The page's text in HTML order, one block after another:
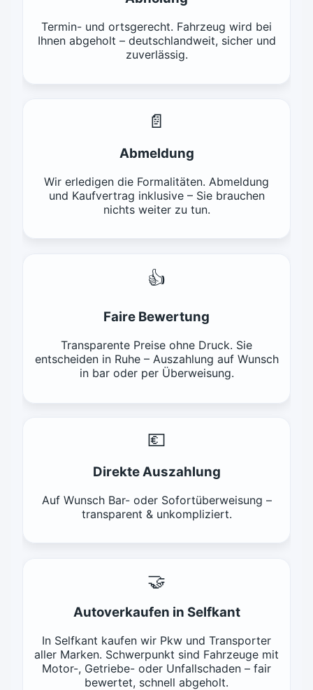
Termin- und ortsgerecht. Fahrzeug wird bei
Ihnen abgeholt – deutschlandweit, sicher und
zuverlässig.
📄
Abmeldung
Wir erledigen die Formalitäten. Abmeldung
und Kaufvertrag inklusive – Sie brauchen
nichts weiter zu tun.
👍
Faire Bewertung
Transparente Preise ohne Druck. Sie
entscheiden in Ruhe – Auszahlung auf Wunsch
in bar oder per Überweisung.
💶
Direkte Auszahlung
Auf Wunsch Bar- oder Sofortüberweisung –
transparent & unkompliziert.
🤝
Autoverkaufen in Selfkant
In Selfkant kaufen wir Pkw und Transporter
aller Marken. Schwerpunkt sind Fahrzeuge mit
Motor-, Getriebe- oder Unfallschaden – fair
bewertet, schnell abgeholt.